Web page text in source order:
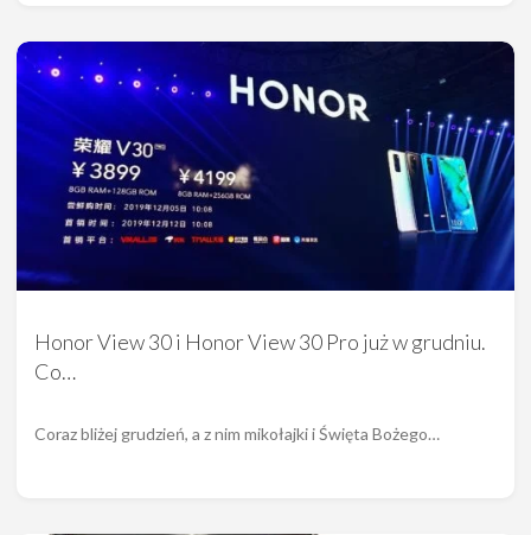
Honor View 30 i Honor View 30 Pro już w grudniu.
Co…
Coraz bliżej grudzień, a z nim mikołajki i Święta Bożego…